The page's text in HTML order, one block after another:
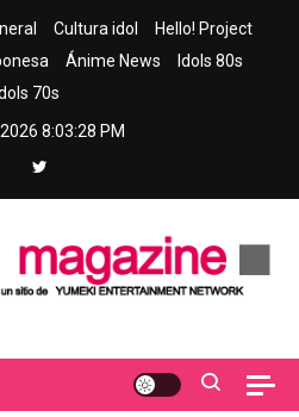
Cultura idol
Hello! Project
Ánime News
Idols 80s
70s
8:03:29 PM